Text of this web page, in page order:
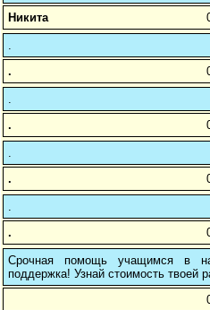
Никита
.
.
.
.
.
.
.
.
Срочная помощь учащимся в
поддержка! Узнай стоимость твоей